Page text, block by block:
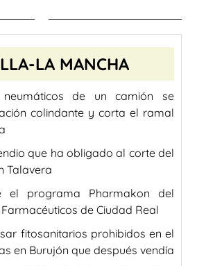
LA MANCHA
de un camión se
colindante y corta el ramal
que ha obligado al corte del
Talavera
el programa Pharmakon del
de Ciudad Real
fitosanitarios prohibidos en el
en Burujón que después vendía